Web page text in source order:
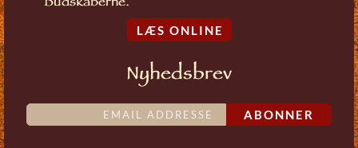
LÆS ONLINE
Nyhedsbrev
ABONNER